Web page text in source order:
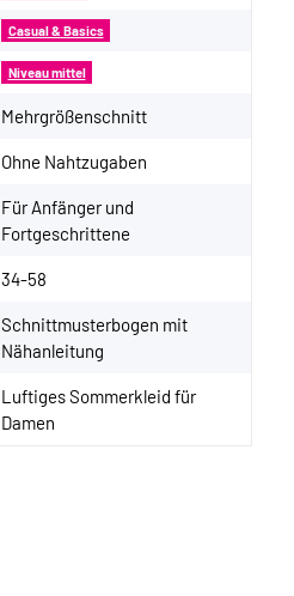
Casual & Basics
Niveau mittel
Mehrgrößenschnitt
Ohne Nahtzugaben
Für Anfänger und
Fortgeschrittene
34-58
Schnittmusterbogen mit
Nähanleitung
Luftiges Sommerkleid für
Damen